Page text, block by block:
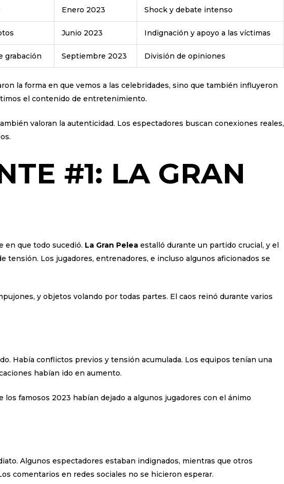
Enero 2023 Shock y debate intenso
Junio 2023 Indignación y apoyo a las víctimas
grabación Septiembre 2023 División de opiniones
la forma en que vemos a las celebridades, sino que también influyeron
el contenido de entretenimiento.
valoran la autenticidad. Los espectadores buscan conexiones reales,
#1: LA GRAN
en que todo sucedió. La Gran Pelea estalló durante un partido crucial, y el
tensión. Los jugadores, entrenadores, e incluso algunos aficionados se
y objetos volando por todas partes. El caos reinó durante varios
Había conflictos previos y tensión acumulada. Los equipos tenían una
habían ido en aumento.
los famosos 2023 habían dejado a algunos jugadores con el ánimo
Algunos espectadores estaban indignados, mientras que otros
comentarios en redes sociales no se hicieron esperar.